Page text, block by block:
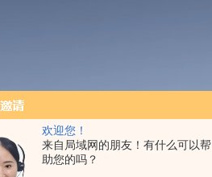
欢迎您！
来自局域网的朋友！有什么可以帮
助您的吗？